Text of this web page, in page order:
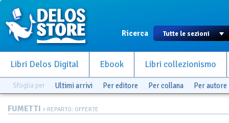
Ricerca
Libri Delos Digital Ebook Libri collezionismo
Sfoglia per Ultimi arrivi Per editore Per collana Per autore
FUMETTI > REPARTO: OFFERTE